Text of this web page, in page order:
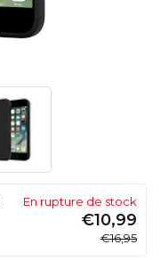
En rupture de stock
€10,99
€16,95